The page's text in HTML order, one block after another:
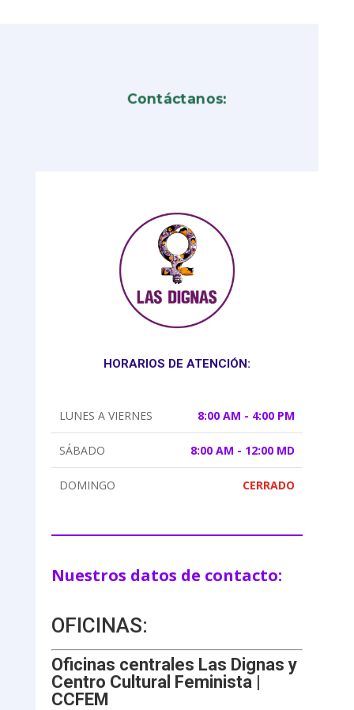
Contáctanos:
HORARIOS DE ATENCIÓN:
LUNES A VIERNES 8:00 AM - 4:00 PM
SÁBADO 8:00 AM - 12:00 MD
DOMINGO CERRADO
Nuestros datos de contacto:
OFICINAS:
Oficinas centrales Las Dignas y
Centro Cultural Feminista |
CCFEM